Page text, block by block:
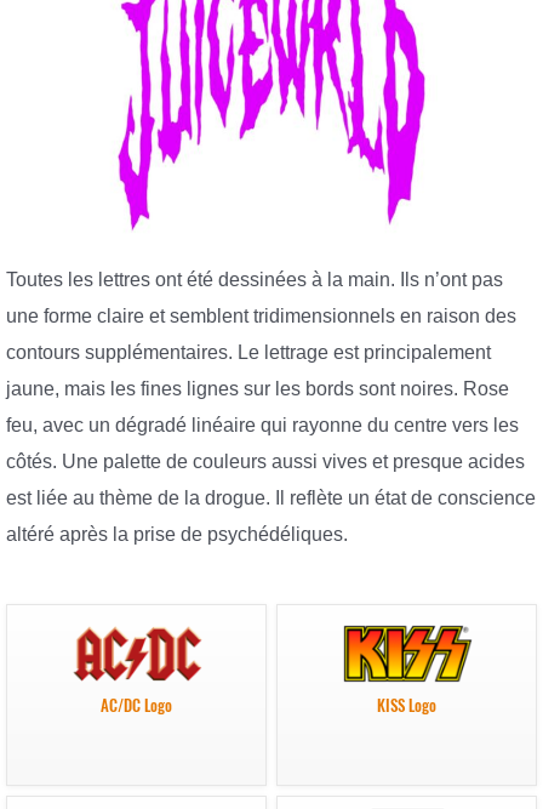
Toutes les lettres ont été dessinées à la main. Ils n’ont pas
une forme claire et semblent tridimensionnels en raison des
contours supplémentaires. Le lettrage est principalement
jaune, mais les fines lignes sur les bords sont noires. Rose
feu, avec un dégradé linéaire qui rayonne du centre vers les
côtés. Une palette de couleurs aussi vives et presque acides
est liée au thème de la drogue. Il reflète un état de conscience
altéré après la prise de psychédéliques.
AC/DC Logo KISS Logo